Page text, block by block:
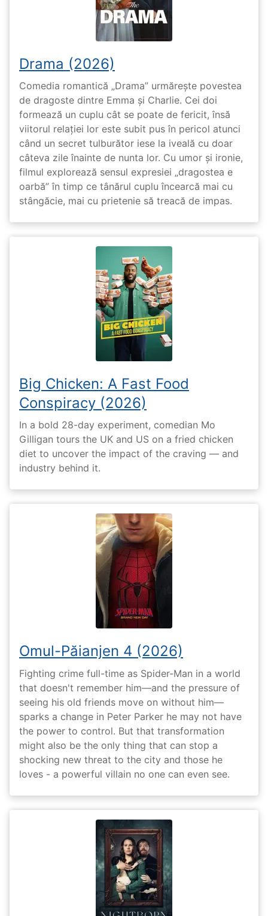
Drama (2026)
Comedia romantică „Drama” urmărește povestea
de dragoste dintre Emma și Charlie. Cei doi
formează un cuplu cât se poate de fericit, însă
viitorul relației lor este subit pus în pericol atunci
când un secret tulburător iese la iveală cu doar
câteva zile înainte de nunta lor. Cu umor și ironie,
filmul explorează sensul expresiei „dragostea e
oarbă” în timp ce tânărul cuplu încearcă mai cu
stângăcie, mai cu prietenie să treacă de impas.
Big Chicken: A Fast Food
Conspiracy (2026)
In a bold 28-day experiment, comedian Mo
Gilligan tours the UK and US on a fried chicken
diet to uncover the impact of the craving — and
industry behind it.
Omul-Păianjen 4 (2026)
Fighting crime full-time as Spider-Man in a world
that doesn't remember him—and the pressure of
seeing his old friends move on without him—
sparks a change in Peter Parker he may not have
the power to control. But that transformation
might also be the only thing that can stop a
shocking new threat to the city and those he
loves - a powerful villain no one can even see.